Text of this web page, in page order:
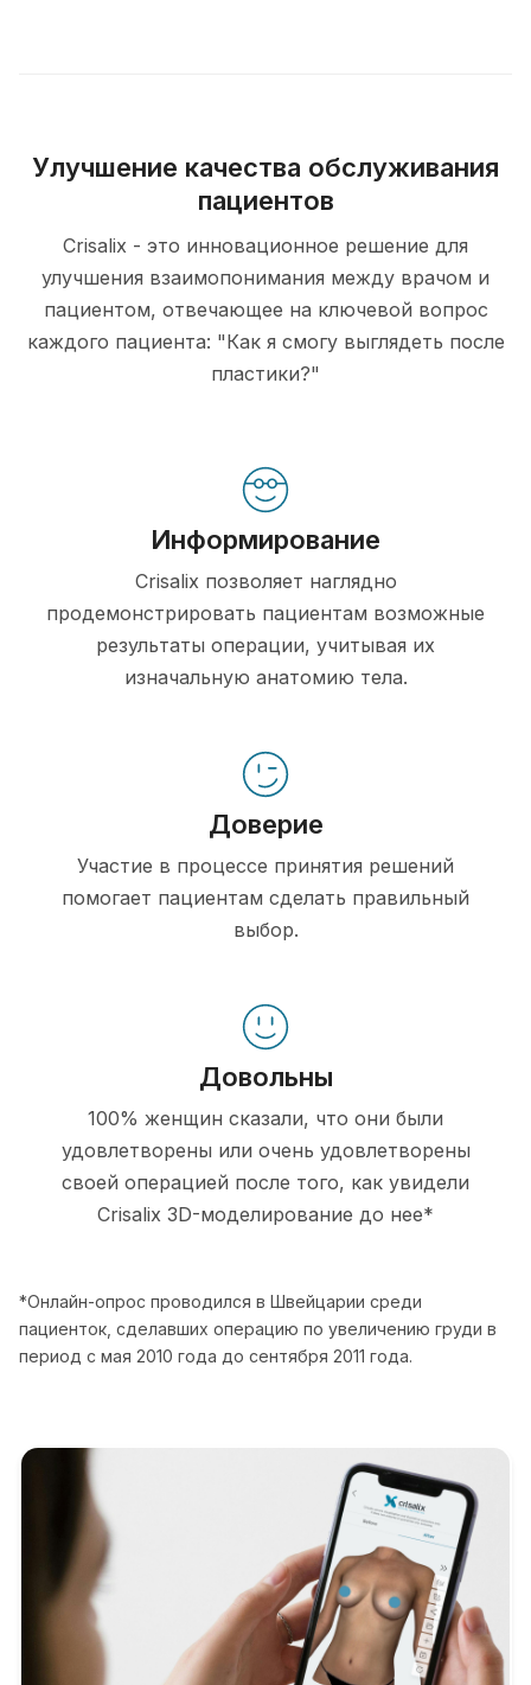
Улучшение качества обслуживания
пациентов
Crisalix - это инновационное решение для
улучшения взаимопонимания между врачом и
пациентом, отвечающее на ключевой вопрос
каждого пациента: "Как я смогу выглядеть после
пластики?"
Информирование
Crisalix позволяет наглядно
продемонстрировать пациентам возможные
результаты операции, учитывая их
изначальную анатомию тела.
Доверие
Участие в процессе принятия решений
помогает пациентам сделать правильный
выбор.
Довольны
100% женщин сказали, что они были
удовлетворены или очень удовлетворены
своей операцией после того, как увидели
Crisalix 3D-моделирование до нее*
*Онлайн-опрос проводился в Швейцарии среди
пациенток, сделавших операцию по увеличению груди в
период с мая 2010 года до сентября 2011 года.